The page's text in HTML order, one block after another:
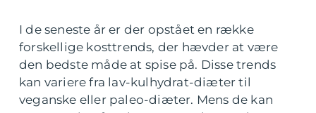
I de seneste år er der opstået en række
forskellige kosttrends, der hævder at være
den bedste måde at spise på. Disse trends
kan variere fra lav-kulhydrat-diæter til
veganske eller paleo-diæter. Mens de kan